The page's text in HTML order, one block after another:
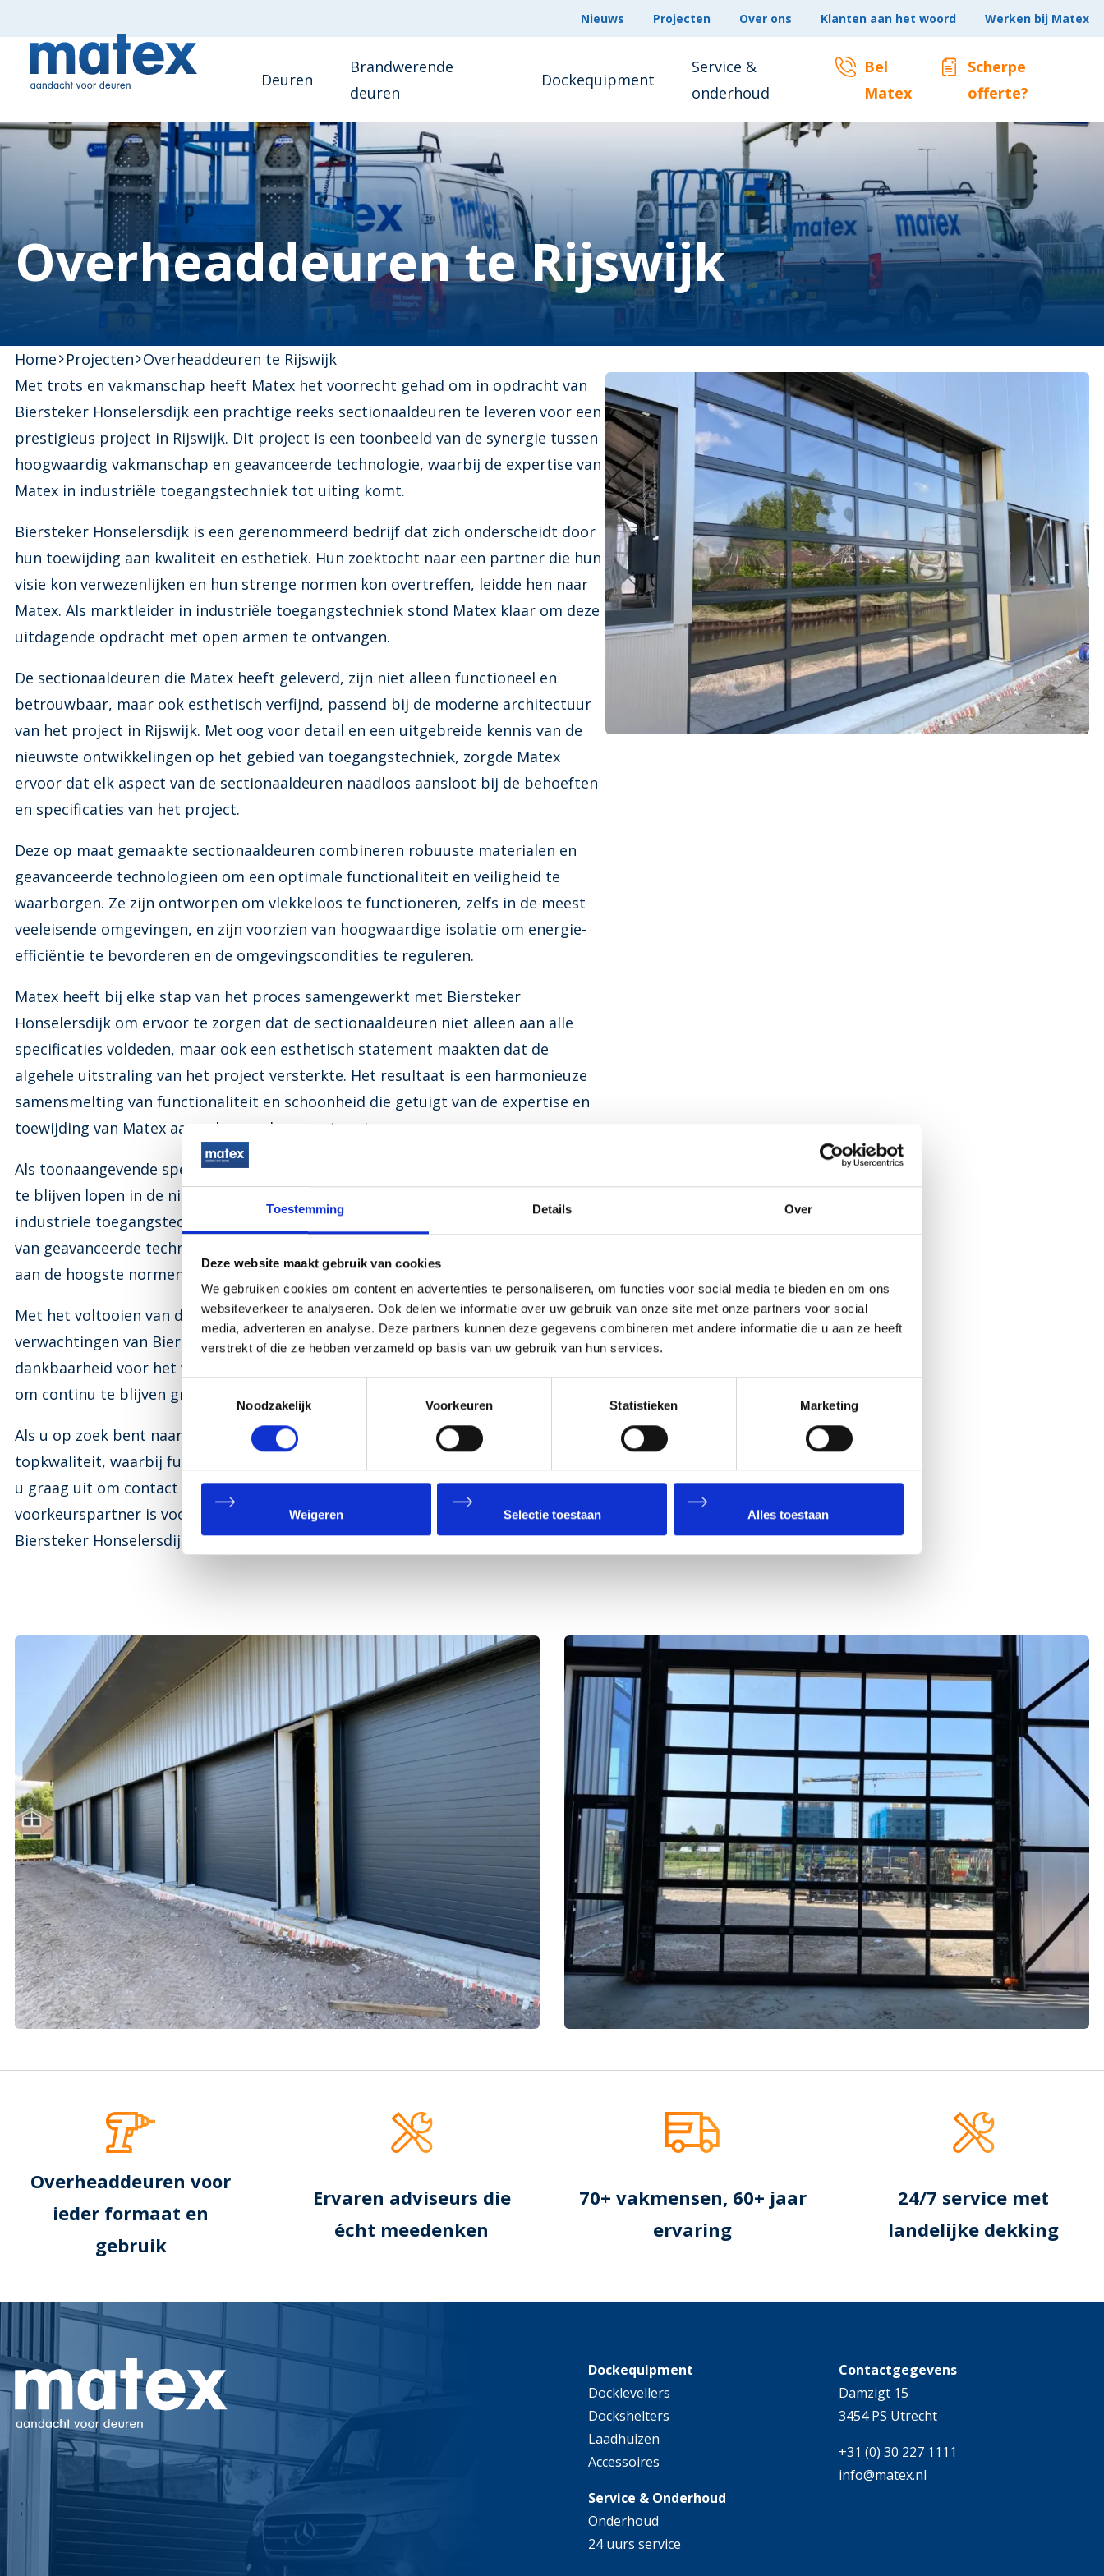
Toestemming Details Over
Deze website maakt gebruik van cookies
We gebruiken cookies om content en advertenties te personaliseren, om functies voor social media te bieden en om ons
websiteverkeer te analyseren. Ook delen we informatie over uw gebruik van onze site met onze partners voor social
media, adverteren en analyse. Deze partners kunnen deze gegevens combineren met andere informatie die u aan ze heeft
verstrekt of die ze hebben verzameld op basis van uw gebruik van hun services.
Noodzakelijk
Voorkeuren Statistieken Marketing
Weigeren Selectie toestaan Alles toestaan
Nieuws Projecten Over ons Klanten aan het woord Werken bij Matex
Deuren
Brandwerende
deuren
Dockequipment
Service &
onderhoud
Bel
Matex
Scherpe
offerte?
Overheaddeuren te Rijswijk
Home Projecten Overheaddeuren te Rijswijk
Met trots en vakmanschap heeft Matex het voorrecht gehad om in opdracht van
Biersteker Honselersdijk een prachtige reeks sectionaaldeuren te leveren voor een
prestigieus project in Rijswijk. Dit project is een toonbeeld van de synergie tussen
hoogwaardig vakmanschap en geavanceerde technologie, waarbij de expertise van
Matex in industriële toegangstechniek tot uiting komt.
Biersteker Honselersdijk is een gerenommeerd bedrijf dat zich onderscheidt door
hun toewijding aan kwaliteit en esthetiek. Hun zoektocht naar een partner die hun
visie kon verwezenlijken en hun strenge normen kon overtreffen, leidde hen naar
Matex. Als marktleider in industriële toegangstechniek stond Matex klaar om deze
uitdagende opdracht met open armen te ontvangen.
De sectionaaldeuren die Matex heeft geleverd, zijn niet alleen functioneel en
betrouwbaar, maar ook esthetisch verfijnd, passend bij de moderne architectuur
van het project in Rijswijk. Met oog voor detail en een uitgebreide kennis van de
nieuwste ontwikkelingen op het gebied van toegangstechniek, zorgde Matex
ervoor dat elk aspect van de sectionaaldeuren naadloos aansloot bij de behoeften
en specificaties van het project.
Deze op maat gemaakte sectionaaldeuren combineren robuuste materialen en
geavanceerde technologieën om een optimale functionaliteit en veiligheid te
waarborgen. Ze zijn ontworpen om vlekkeloos te functioneren, zelfs in de meest
veeleisende omgevingen, en zijn voorzien van hoogwaardige isolatie om energie-
efficiëntie te bevorderen en de omgevingscondities te reguleren.
Matex heeft bij elke stap van het proces samengewerkt met Biersteker
Honselersdijk om ervoor te zorgen dat de sectionaaldeuren niet alleen aan alle
specificaties voldeden, maar ook een esthetisch statement maakten dat de
algehele uitstraling van het project versterkte. Het resultaat is een harmonieuze
samensmelting van functionaliteit en schoonheid die getuigt van de expertise en
toewijding van Matex aan vakmanschap van topniveau.
Als toonaangevende speler in de industrie streeft Matex er altijd naar om voorop
te blijven lopen in de nieuwste ontwikkelingen en trends op het gebied van
industriële toegangstechniek. Door voortdurend te innoveren en gebruik te maken
van geavanceerde technologieën, garandeert Matex dat hun producten voldoen
aan de hoogste normen van kwaliteit, duurzaamheid en betrouwbaarheid.
Met het voltooien van dit project in Rijswijk voelt Matex zich vereerd om de
verwachtingen van Biersteker Honselersdijk te hebben overtroffen. Als
dankbaarheid voor het vertrouwen dat aan hen is geschonken, zet Matex zich in
om continu te blijven groeien en uitblinken in hun vakgebied.
Als u op zoek bent naar op maat gemaakte industriële toegangsoplossingen van
topkwaliteit, waarbij functionaliteit en esthetiek hand in hand gaan, nodigt Matex
u graag uit om contact op te nemen. Ontdek zelf waarom Matex de
voorkeurspartner is voor unieke en hoogwaardige projecten zoals dat van
Biersteker Honselersdijk in Rijswijk.
Overheaddeuren voor
ieder formaat en
gebruik
Ervaren adviseurs die
écht meedenken
70+ vakmensen, 60+ jaar
ervaring
24/7 service met
landelijke dekking
Dockequipment
Docklevellers
Dockshelters
Laadhuizen
Accessoires
Service & Onderhoud
Onderhoud
24 uurs service
Contactgegevens
Damzigt 15
3454 PS Utrecht
+31 (0) 30 227 1111
info@matex.nl